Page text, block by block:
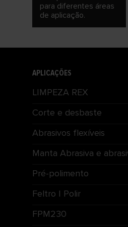
para diferentes áreas
de aplicação.
APLICAÇÕES
LIMPEZA REX
Corte e desbaste
Abrasivos flexíveis
Manta Abrasiva e
Pré-polimento
Feltro | Polir
FPM230